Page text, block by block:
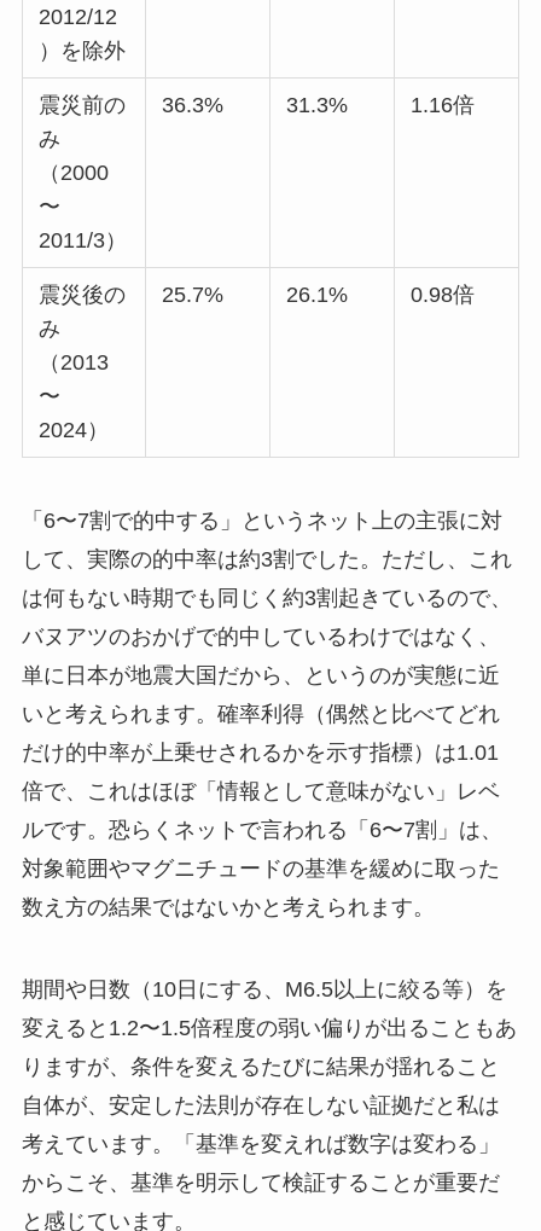
2012/12
）を除外
震災前の
み
（2000
〜
2011/3）
36.3% 31.3% 1.16倍
震災後の
み
（2013
〜
2024）
25.7% 26.1% 0.98倍
「6〜7割で的中する」というネット上の主張に対
して、実際の的中率は約3割でした。ただし、これ
は何もない時期でも同じく約3割起きているので、
バヌアツのおかげで的中しているわけではなく、
単に日本が地震大国だから、というのが実態に近
いと考えられます。確率利得（偶然と比べてどれ
だけ的中率が上乗せされるかを示す指標）は1.01
倍で、これはほぼ「情報として意味がない」レベ
ルです。恐らくネットで言われる「6〜7割」は、
対象範囲やマグニチュードの基準を緩めに取った
数え方の結果ではないかと考えられます。
期間や日数（10日にする、M6.5以上に絞る等）を
変えると1.2〜1.5倍程度の弱い偏りが出ることもあ
りますが、条件を変えるたびに結果が揺れること
自体が、安定した法則が存在しない証拠だと私は
考えています。「基準を変えれば数字は変わる」
からこそ、基準を明示して検証することが重要だ
と感じています。